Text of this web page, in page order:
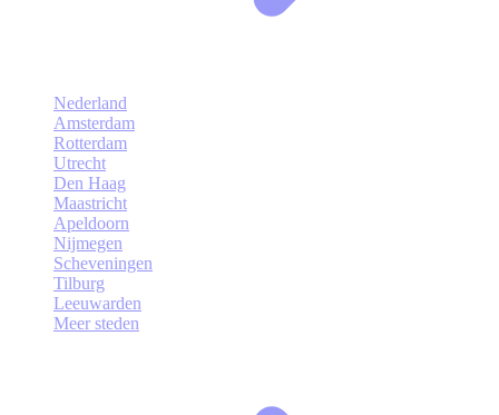
Nederland
Amsterdam
Rotterdam
Utrecht
Den Haag
Maastricht
Apeldoorn
Nijmegen
Scheveningen
Tilburg
Leeuwarden
Meer steden